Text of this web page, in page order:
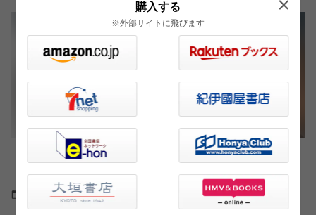
日本史の「黒幕」16人をクローズアップ。この
2023.04.24 ためし読み
購入する
※外部サイトに飛びます